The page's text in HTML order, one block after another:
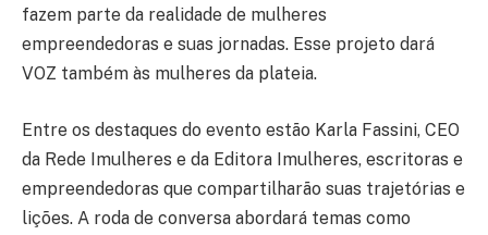
fazem parte da realidade de mulheres
empreendedoras e suas jornadas. Esse projeto dará
VOZ também às mulheres da plateia.
Entre os destaques do evento estão Karla Fassini, CEO
da Rede Imulheres e da Editora Imulheres, escritoras e
empreendedoras que compartilharão suas trajetórias e
lições. A roda de conversa abordará temas como